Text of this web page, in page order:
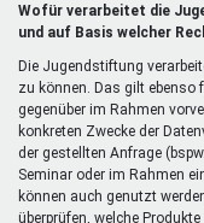
Wofür verarbeitet die
und auf Basis welcher
Die Jugendstiftung
zu können. Das gilt ebenso
gegenüber im Rahmen
konkreten Zwecke der
der gestellten Anfrage
Seminar oder im Rahmen
können auch genutzt
überprüfen, welche